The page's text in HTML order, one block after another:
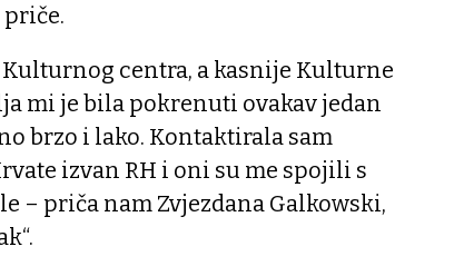
Kulturnog centra, a kasnije Kulturne
mi je bila pokrenuti ovakav jedan
brzo i lako. Kontaktirala sam
izvan RH i oni su me spojili s
– priča nam Zvjezdana Galkowski,